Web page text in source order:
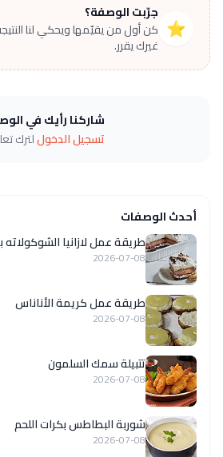
⭐
جرّبت الوصفة؟
كن أول من يقيّمها ويحكي لنا
غيرك يقرر.
شاركنا رأيك في
تسجيل الدخوللترك
أحدث الوصفات
طريقة عمل لازانيا
2026-07-08
طريقة عمل كريمة الأناناس
2026-07-08
تتبيلة سمك السلمون
2026-07-08
شوربة البطاطس بكرات اللحم
2026-07-08